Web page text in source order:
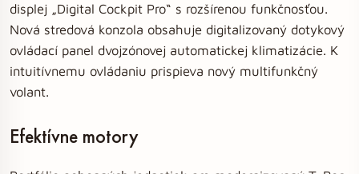
displej „Digital Cockpit Pro“ s rozšírenou funkčnosťou.
Nová stredová konzola obsahuje digitalizovaný dotykový
ovládací panel dvojzónovej automatickej klimatizácie. K
intuitívnemu ovládaniu prispieva nový multifunkčný
volant.
Efektívne motory